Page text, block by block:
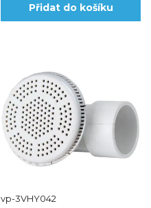
Přidat do košíku
vp-3VHY042